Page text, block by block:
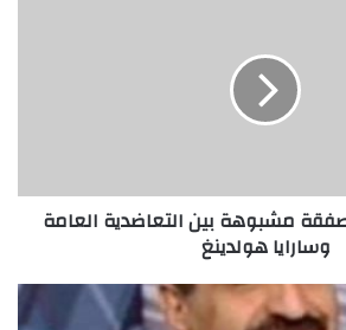
مشبوهة بين التعاضدية العامة
وسارايا هولدينغ